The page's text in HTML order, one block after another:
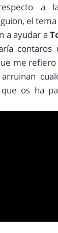
a
el
a ayudar a
contaros
me refiero
os ha